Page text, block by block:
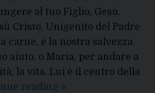
al tuo Figlio, Gesù.
Cristo, Unigenito del Padre
carne, è la nostra salvezza.
aiuto, o Maria, per andare a
la vita. Lui è il centro della
reading Preghiera
»